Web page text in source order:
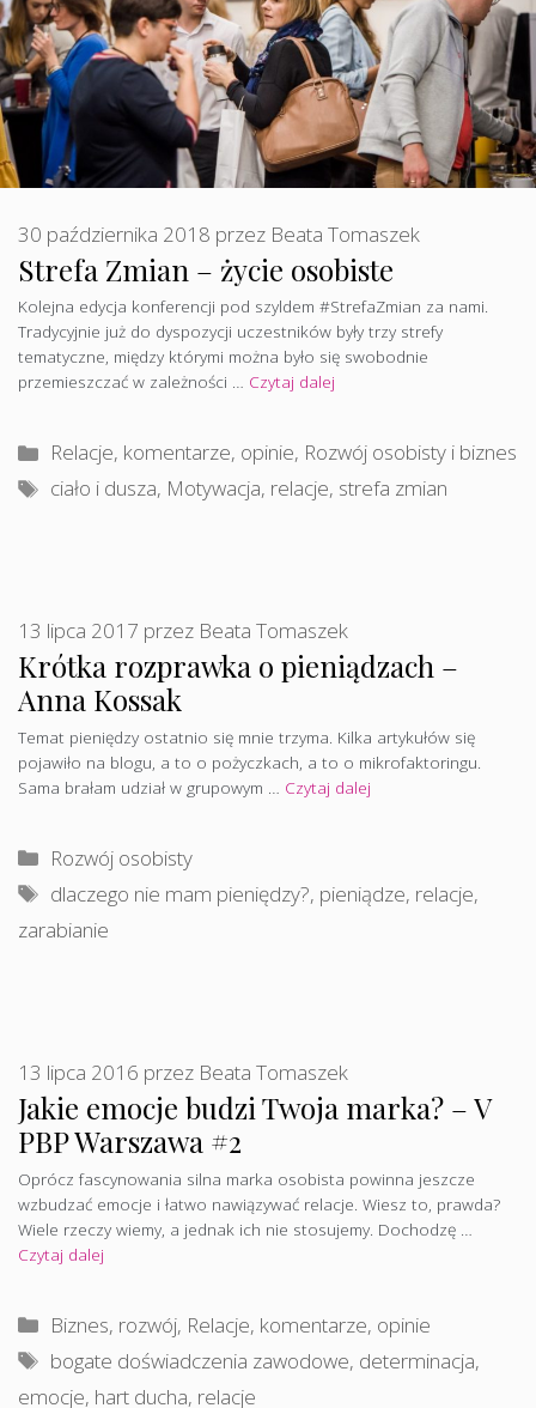
Strefa Zmian – życie osobiste
30 października 2018 przez Beata Tomaszek
Kolejna edycja konferencji pod szyldem #StrefaZmian za nami.
Tradycyjnie już do dyspozycji uczestników były trzy strefy
tematyczne, między którymi można było się swobodnie
przemieszczać w zależności … Czytaj dalej
Kategorie
Relacje, komentarze, opinie, Rozwój osobisty i biznes
Tagi
ciało i dusza, Motywacja, relacje, strefa zmian
Krótka rozprawka o pieniądzach –
Anna Kossak
13 lipca 2017 przez Beata Tomaszek
Temat pieniędzy ostatnio się mnie trzyma. Kilka artykułów się
pojawiło na blogu, a to o pożyczkach, a to o mikrofaktoringu.
Sama brałam udział w grupowym … Czytaj dalej
Kategorie
Rozwój osobisty
Tagi
dlaczego nie mam pieniędzy?, pieniądze, relacje,
zarabianie
Jakie emocje budzi Twoja marka? – V
PBP Warszawa #2
13 lipca 2016 przez Beata Tomaszek
Oprócz fascynowania silna marka osobista powinna jeszcze
wzbudzać emocje i łatwo nawiązywać relacje. Wiesz to, prawda?
Wiele rzeczy wiemy, a jednak ich nie stosujemy. Dochodzę …
Czytaj dalej
Kategorie
Biznes, rozwój, Relacje, komentarze, opinie
Tagi
bogate doświadczenia zawodowe, determinacja,
emocje, hart ducha, relacje